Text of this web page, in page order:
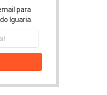
para
Iguaria.